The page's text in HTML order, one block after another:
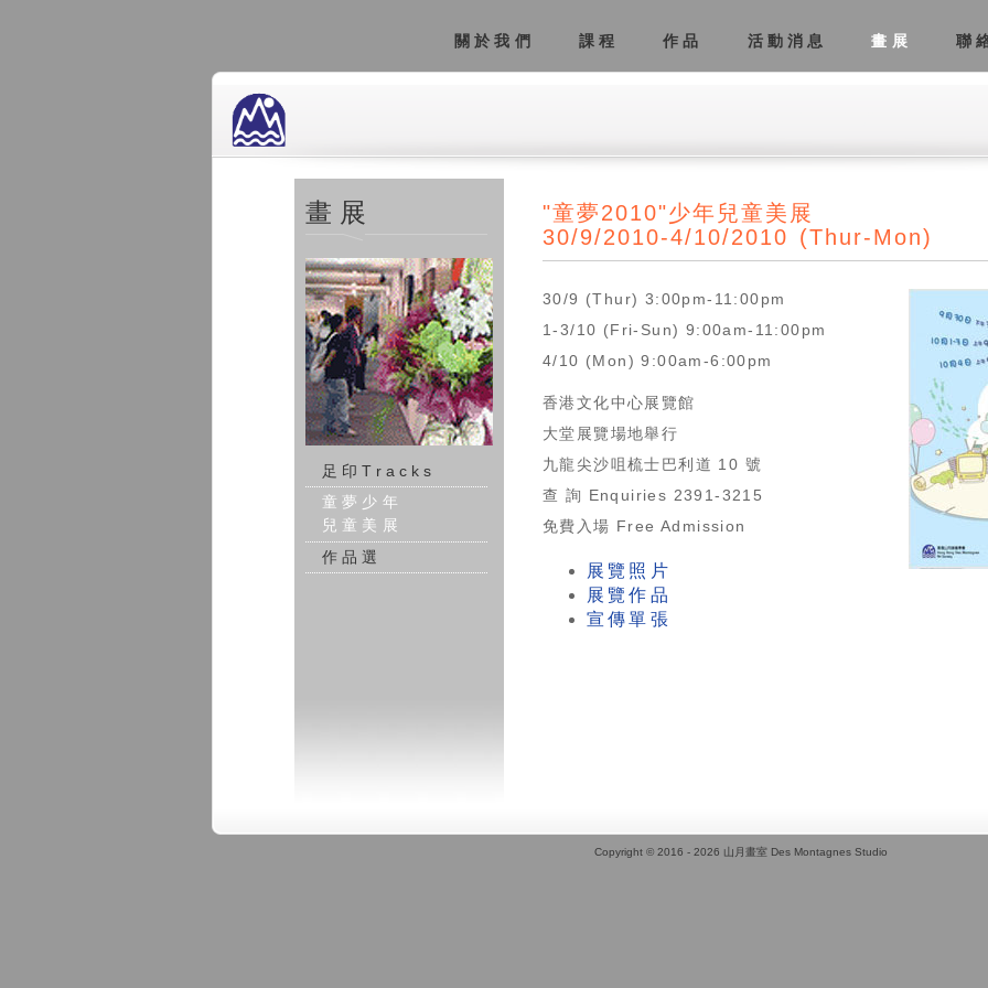
關於我們 課程 作品 活動消息 畫展 聯
畫展
足印Tracks
童夢少年
兒童美展
作品選
"童夢2010"少年兒童美展
30/9/2010-4/10/2010 (Thur-Mon)
30/9 (Thur) 3:00pm-11:00pm
1-3/10 (Fri-Sun) 9:00am-11:00pm
4/10 (Mon) 9:00am-6:00pm
香港文化中心展覽館
大堂展覽場地舉行
九龍尖沙咀梳士巴利道 10 號
查 詢 Enquiries 2391-3215
免費入場 Free Admission
展覽照片
展覽作品
宣傳單張
Copyright © 2016 - 2026 山月畫室 Des Montagnes Studio